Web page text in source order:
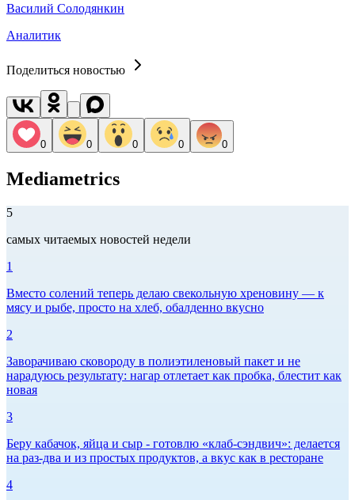
Василий Солодянкин
Аналитик
Поделиться новостью
0 0 0 0 0
Mediametrics
5
самых читаемых новостей недели
1
Вместо солений теперь делаю свекольную хреновину — к
мясу и рыбе, просто на хлеб, обалденно вкусно
2
Заворачиваю сковороду в полиэтиленовый пакет и не
нарадуюсь результату: нагар отлетает как пробка, блестит как
новая
3
Беру кабачок, яйца и сыр - готовлю «клаб-сэндвич»: делается
на раз-два и из простых продуктов, а вкус как в ресторане
4